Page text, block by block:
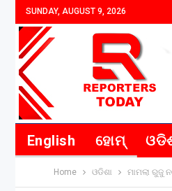
SUNDAY, AUGUST 9, 2026
English ହୋମ୍
Home ଓଡିଶା ମାମଲା ରୁଜୁ